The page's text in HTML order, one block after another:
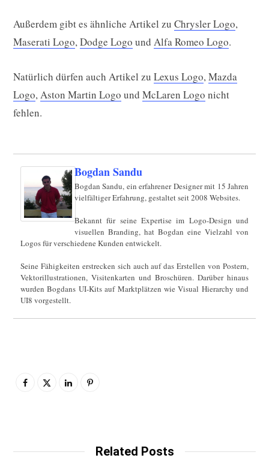
Außerdem gibt es ähnliche Artikel zu Chrysler Logo,
Maserati Logo,Dodge Logo und Alfa Romeo Logo.
Natürlich dürfen auch Artikel zu Lexus Logo,Mazda
Logo,Aston Martin Logo und McLaren Logo nicht
fehlen.
Bogdan Sandu
Bogdan Sandu, ein erfahrener Designer mit 15 Jahren
vielfältiger Erfahrung, gestaltet seit 2008 Websites.
Bekannt für seine Expertise im Logo-Design und
visuellen Branding, hat Bogdan eine Vielzahl von
Logos für verschiedene Kunden entwickelt.
Seine Fähigkeiten erstrecken sich auch auf das Erstellen von Postern,
Vektorillustrationen, Visitenkarten und Broschüren. Darüber hinaus
wurden Bogdans UI-Kits auf Marktplätzen wie Visual Hierarchy und
UI8 vorgestellt.
Related Posts